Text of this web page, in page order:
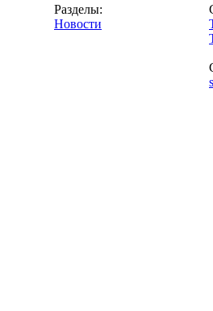
Разделы:
Новости